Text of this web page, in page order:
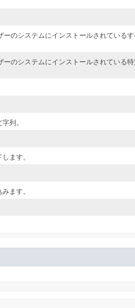
のシステムにインストールされている
のシステムにインストールされている
列。
ます。
ます。